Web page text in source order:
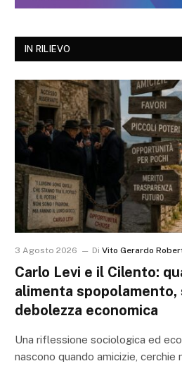
IN RILIEVO
3 Agosto 2026 Di Vito Gerardo
Carlo Levi e il Cilento:
alimenta spopolamento,
debolezza economica
Una riflessione sociologica ed
nascono quando amicizie, cerchie